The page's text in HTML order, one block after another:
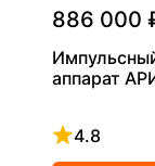
886 000
аппарат
4.8
Рейтинг 4.8